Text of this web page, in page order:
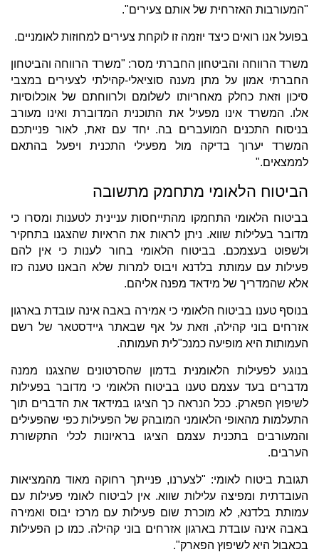
"המעורבות האזרחית של אותם צעירים".
בפועל אנו רואים כיצד יוזמה זו לוקחת צעירים למחוזות לאומניים.
משרד הרווחה והביטחון החברתי מסר: "משרד הרווחה והביטחון
החברתי אמון על מתן מענה סוציאלי-קהילתי לצעירים במצבי
סיכון וזאת כחלק מאחריותו לשלומם ולרווחתם של אוכלוסיות
אלו. המשרד אינו מפעיל את התוכנית המדוברת ואינו מעורב
בניסוח התכנים המועברים בה. יחד עם זאת, לאור פנייתכם
המשרד יערוך בדיקה מול מפעילי התכנית ויפעל בהתאם
לממצאים."
הביטוח הלאומי מתחמק מתשובה
בביטוח הלאומי התחמקו מהתייחסות עניינית לטענות ומסרו כי
מדובר בעלילות שווא. ניתן לראות את הראיות שהצגנו בתחקיר
ולשפוט בעצמכם. בביטוח הלאומי בחור לענות כי אין להם
פעילות עם עמותת בלדנא ויבוס למרות שלא הבאנו טענה כזו
אלא שהמדריך של מידאד מפנה אליהם.
בנוסף טענו בביטוח הלאומי כי אמירה באבה אינה עובדת בארגון
אזרחים בוני קהילה, וזאת על אף שבאתר גיידסטאר של רשם
העמותות היא מופיעה כמנכ"לית העמותה.
בנוגע לפעילות הלאומנית בדמון שהסרטונים שהצגנו ממנה
מדברים בעד עצמם טענו בביטוח הלאומי כי מדובר בפעילות
לשיפוץ הפארק. ככל הנראה כך הציגו במידאד את הדברים תוך
התעלמות מהאופי הלאומני המובהק של הפעילות כפי שהפעילים
והמעורבים בתכנית עצמם הציגו בראיונות לכלי התקשורת
הערבים.
תגובת ביטוח לאומי: "לצערנו, פנייתך רחוקה מאוד מהמציאות
העובדתית ומפיצה עלילות שווא. אין לביטוח לאומי פעילות עם
עמותת בלדנא, לא מוכרת שום פעילות עם מרכז יבוס ואמירה
באבה אינה עובדת בארגון אזרחים בוני קהילה. כמו כן הפעילות
בכאבול היא לשיפוץ הפארק".